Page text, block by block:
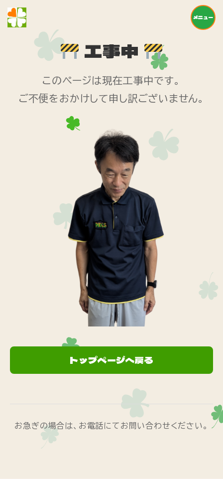
メニュー
工事中
このページは現在工事中です。
ご不便をおかけして申し訳ございません。
トップページへ戻る
お急ぎの場合は、お電話にてお問い合わせください。